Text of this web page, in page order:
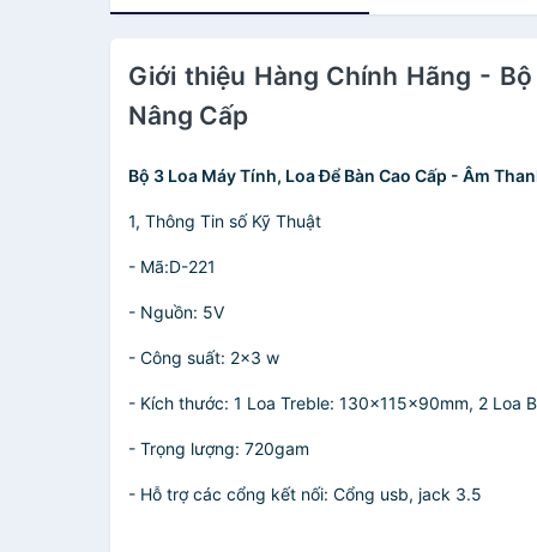
Giới thiệu Hàng Chính Hãng -
Nâng Cấp
Bộ 3 Loa Máy Tính, Loa Để Bàn Cao Cấp - Âm
1, Thông Tin số Kỹ Thuật
- Mã:D-221
- Nguồn: 5V
- Công suất: 2x3 w
- Kích thước: 1 Loa Treble: 130x115x90mm, 2 Loa
- Trọng lượng: 720gam
- Hỗ trợ các cổng kết nối: Cổng usb, jack 3.5